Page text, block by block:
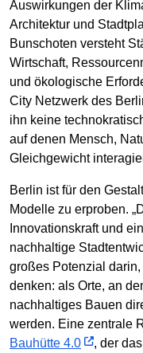
Auswirkungen der
Architektur und
Bunschoten versteht
Wirtschaft,
und ökologische
City Netzwerk des
ihn keine
auf denen Mensch,
Gleichgewicht
Berlin ist für den
Modelle zu erproben.
Innovationskraft und
nachhaltige
großes Potenzial
denken: als Orte, an
nachhaltiges Bauen
werden. Eine zentrale
Bauhütte 4.0
, der das